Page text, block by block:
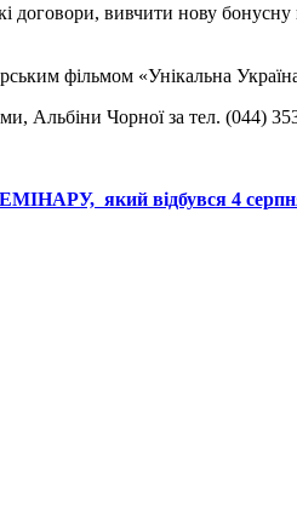
договори, вивчити нову
фільмом «Унікальна
Альбіни Чорної за тел. (044)
який відбувся 4